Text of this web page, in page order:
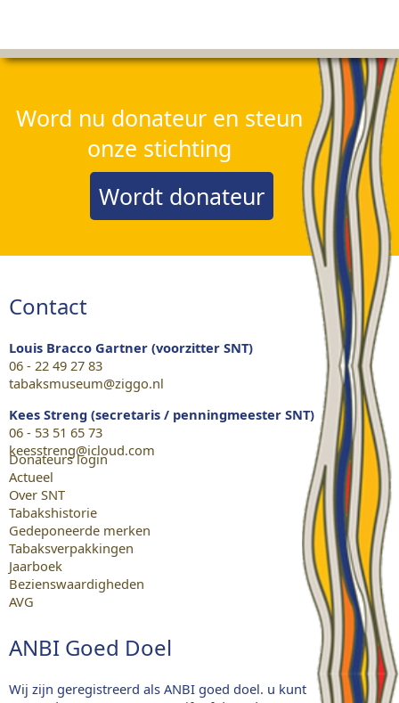
Word nu donateur en steun
onze stichting
Wordt donateur
Contact
Louis Bracco Gartner (voorzitter SNT)
06 - 22 49 27 83
tabaksmuseum@ziggo.nl
Kees Streng (secretaris / penningmeester SNT)
06 - 53 51 65 73
keesstreng@icloud.com
Donateurs login
Actueel
Over SNT
Tabakshistorie
Gedeponeerde merken
Tabaksverpakkingen
Jaarboek
Bezienswaardigheden
AVG
ANBI Goed Doel
Wij zijn geregistreerd als ANBI goed doel. u kunt